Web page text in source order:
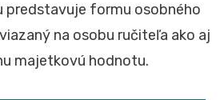
predstavuje formu osobného
na osobu ručiteľa ako aj
majetkovú hodnotu.